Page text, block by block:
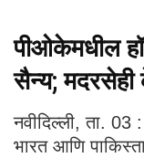
पीओकेमधील
सैन्य;
नवीदिल्ली, ता. 03
भारत आणि